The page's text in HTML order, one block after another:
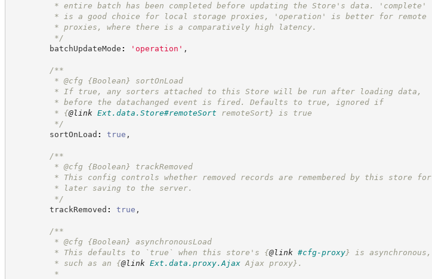
* entire batch has been completed before updating the Store's data. 'complete'
* is a good choice for local storage proxies, 'operation' is better for remote
* proxies, where there is a comparatively high latency.
*/
batchUpdateMode : ' operation ' ,
/**
* @cfg {Boolean}
sortOnLoad
* If true, any sorters attached to this Store will be run after loading data,
* before the datachanged event is fired. Defaults to true, ignored if
* {@link Ext.data.Store#remoteSort remoteSort} is true
*/
sortOnLoad : true ,
/**
* @cfg {Boolean}
trackRemoved
* This config controls whether removed records are remembered by this store for
* later saving to the server.
*/
trackRemoved : true ,
/**
* @cfg {Boolean}
asynchronousLoad
* This defaults to `true` when this store's {@link #cfg-proxy} is asynchronous,
* such as an {@link Ext.data.proxy.Ajax Ajax proxy} .
*